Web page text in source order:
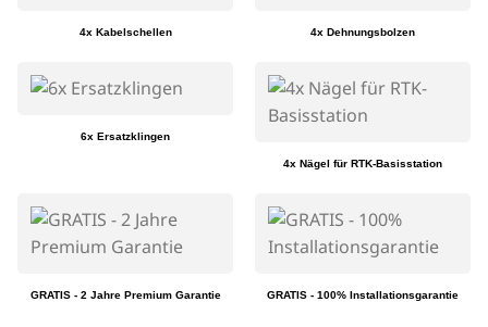
4x Kabelschellen 4x Dehnungsbolzen
6x Ersatzklingen
4x Nägel für RTK-Basisstation
GRATIS - 2 Jahre Premium Garantie GRATIS - 100% Installationsgarantie